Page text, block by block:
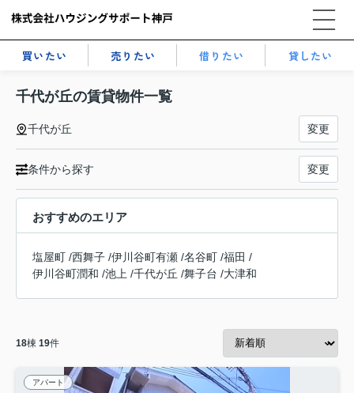
買いたい 売りたい 借りたい 貸したい
千代が丘の賃貸物件一覧
千代が丘 変更
条件から探す 変更
おすすめのエリア
塩屋町 /西舞子 /伊川谷町有瀬 /名谷町 /福田 /
伊川谷町潤和 /池上 /千代が丘 /舞子台 /大津和
18棟 19件
アパート